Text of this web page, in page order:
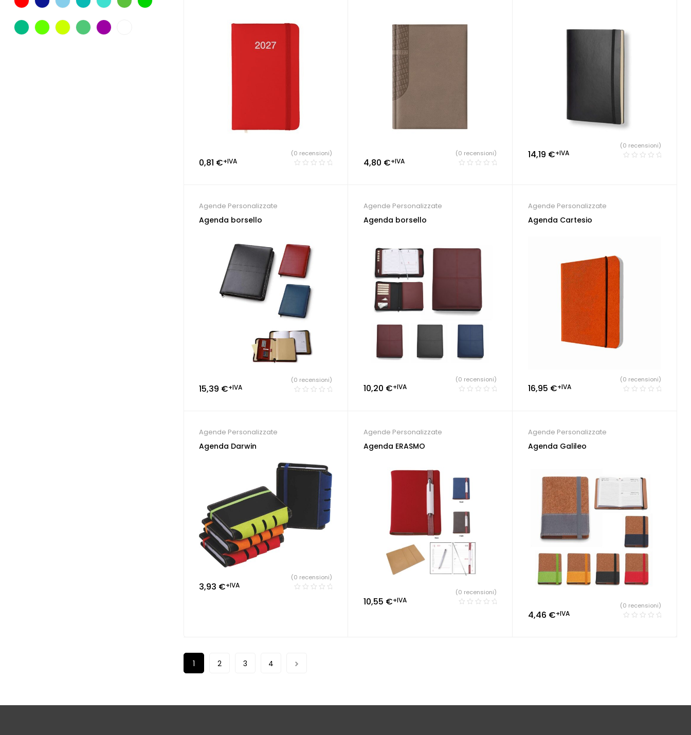
0,81 €+IVA
(0 recensioni)
4,80 €+IVA
(0 recensioni) 14,19 €+IVA
(0 recensioni)
Agende Personalizzate
Agenda borsello
15,39 €+IVA
(0 recensioni)
Agende Personalizzate
Agenda borsello
10,20 €+IVA
(0 recensioni)
Agende Personalizzate
Agenda Cartesio
16,95 €+IVA
(0 recensioni)
Agende Personalizzate
Agenda Darwin
3,93 €+IVA
(0 recensioni)
Agende Personalizzate
Agenda ERASMO
10,55 €+IVA
(0 recensioni)
Agende Personalizzate
Agenda Galileo
4,46 €+IVA
(0 recensioni)
1 2 3 4